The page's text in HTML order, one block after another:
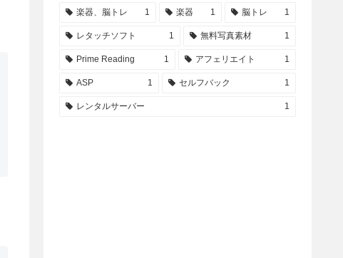
楽器、脳トレ 1 楽器 1 脳トレ 1
レタッチソフト 1 無料写真素材 1
Prime Reading 1 アフェリエイト 1
ASP 1 セルフバック 1
レンタルサーバー 1